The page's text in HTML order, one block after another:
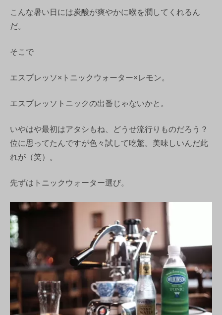
こんな暑い日には炭酸が爽やかに喉を潤してくれるん
だ。
そこで
エスプレッソ×トニックウォーター×レモン。
エスプレッソトニックの出番じゃないかと。
いやはや最初はアタシもね、どうせ流行りものだろう？
位に思ってたんですが色々試して吃驚。美味しいんだ此
れが（笑）。
先ずはトニックウォーター選び。